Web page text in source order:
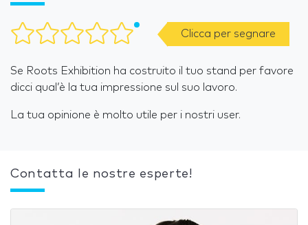
Clicca per segnare
Se Roots Exhibition ha costruito il tuo stand per favore
dicci qual’è la tua impressione sul suo lavoro.
La tua opinione è molto utile per i nostri user.
Contatta le nostre esperte!